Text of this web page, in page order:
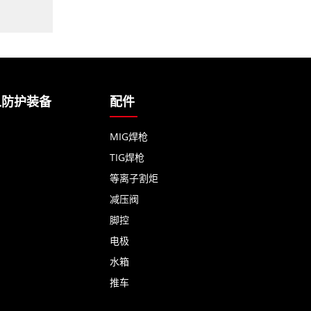
护装备 配件
MIG焊枪
TIG焊枪
等离子割炬
减压阀
脚控
电极
水箱
推车